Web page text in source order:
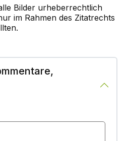
Bilder urheberrechtlich
im Rahmen des Zitatrechts